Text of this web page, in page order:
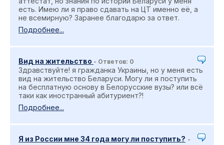
есть. Имею ли я право сдавать на ЦТ именно её, а
не всемирную? Заранее благодарю за ответ.
Подробнее...
Вид на жительство - Ответов: 0
Здравствуйте! я гражданка Украины, но у меня есть
вид на жительство Беларуси. Могу ли я поступить
на бесплатную основу в Белорусские вузы? или всё
таки как иностранный абитуриент?!
Подробнее...
Я из России мне 34 года могу ли поступить? -